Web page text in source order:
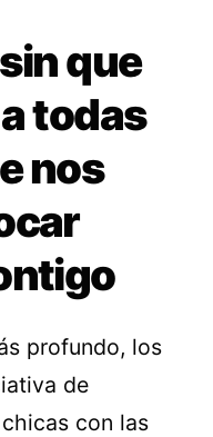
que
todas
nos
profundo, los
de
con las